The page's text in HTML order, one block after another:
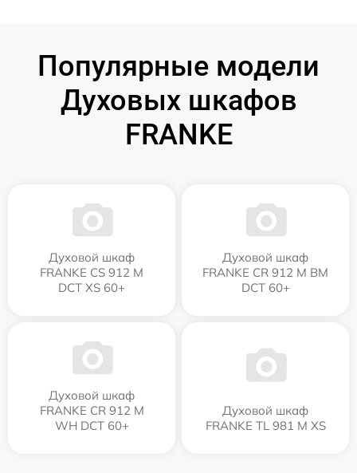
Популярные модели
Духовых шкафов
FRANKE
Духовой шкаф
FRANKE CS 912 M
DCT XS 60+
Духовой шкаф
FRANKE CR 912 M BM
DCT 60+
Духовой шкаф
FRANKE CR 912 M
WH DCT 60+
Духовой шкаф
FRANKE TL 981 M XS